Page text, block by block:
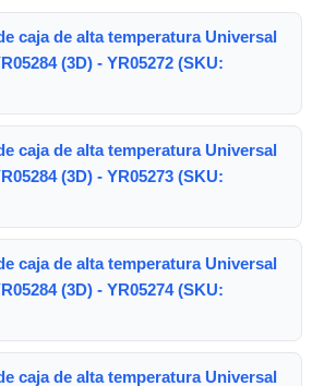
caja de alta temperatura Universal
(3D) - YR05272 (SKU:
caja de alta temperatura Universal
(3D) - YR05273 (SKU:
caja de alta temperatura Universal
(3D) - YR05274 (SKU:
caja de alta temperatura Universal